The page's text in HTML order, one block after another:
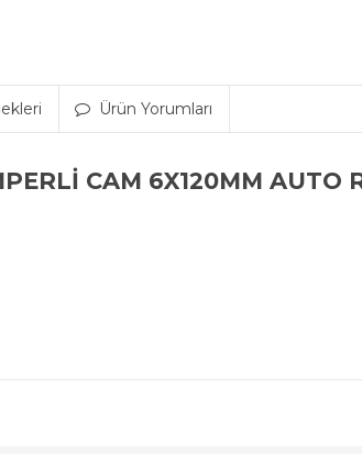
Ürün Yorumları
CAM 6X120MM AUTO